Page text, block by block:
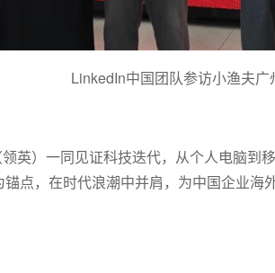
LinkedIn中国团队参访小渔夫广
英）一同见证科技迭代，从个人电脑到
点，在时代浪潮中并肩，为中国企业海